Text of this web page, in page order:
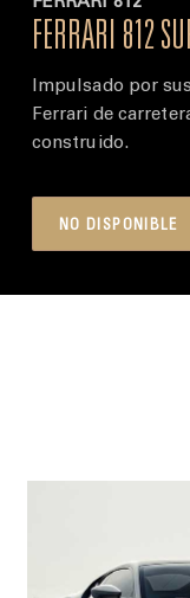
FERRARI 812
Impulsado por
Ferrari de
construido.
NO DISPONIBLE